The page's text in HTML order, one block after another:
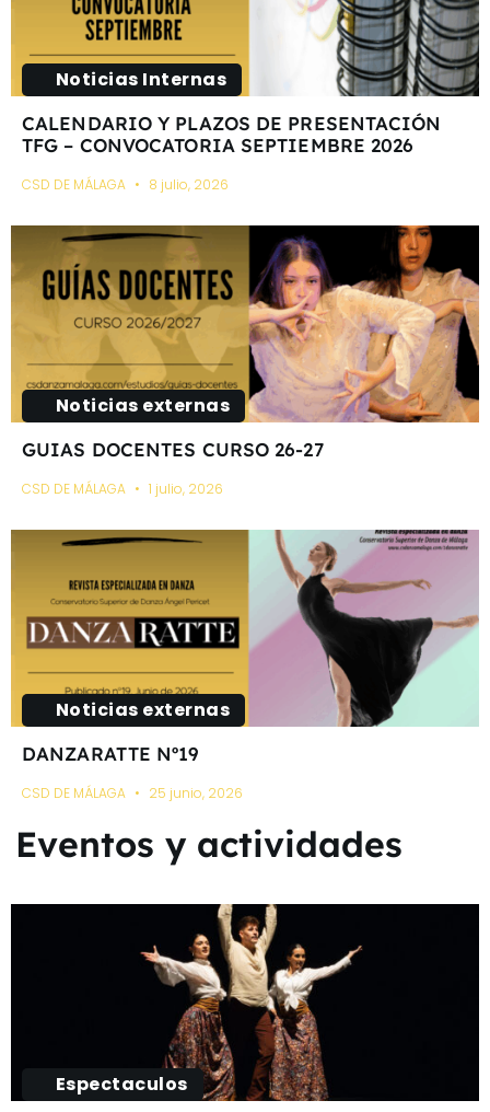
Noticias Internas
CALENDARIO Y PLAZOS DE PRESENTACIÓN
TFG – CONVOCATORIA SEPTIEMBRE 2026
CSD DE MÁLAGA 8 julio, 2026
Noticias externas
GUIAS DOCENTES CURSO 26-27
CSD DE MÁLAGA 1 julio, 2026
Noticias externas
DANZARATTE Nº19
CSD DE MÁLAGA 25 junio, 2026
Eventos y actividades
Espectaculos